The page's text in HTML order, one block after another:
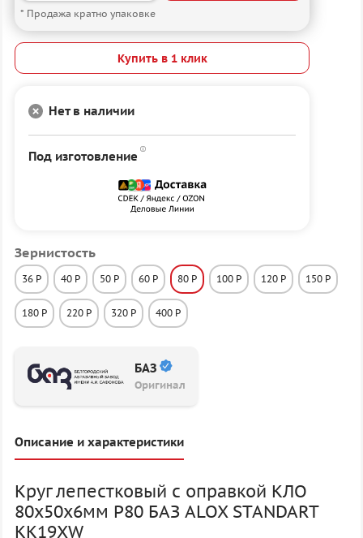
Зернистость
36 P 40 P 50 P 60 P 80 P 100 P 120 P 150 P
180 P 220 P 320 P 400 P
БАЗ
Оригинал
* Продажа кратно упаковке
Купить в 1 клик
Нет в наличии
Под изготовление
Описание и характеристики
Круг лепестковый с оправкой КЛО
80х50х6мм P80 БАЗ ALOX STANDART
KK19XW